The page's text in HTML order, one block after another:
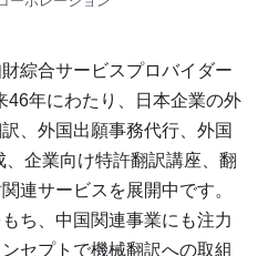
綜合サービスプロバイダー
46年にわたり、日本企業の外
、外国出願事務代行、外国
企業向け特許翻訳講座、翻
連サービスを展開中です。
ち、中国関連事業にも注力
セプトで機械翻訳への取組